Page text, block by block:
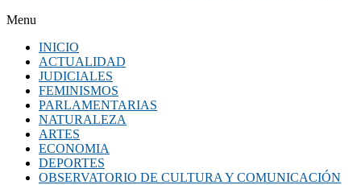
Menu
INICIO
ACTUALIDAD
JUDICIALES
FEMINISMOS
PARLAMENTARIAS
NATURALEZA
ARTES
ECONOMIA
DEPORTES
OBSERVATORIO DE CULTURA Y COMUNICACIÓN